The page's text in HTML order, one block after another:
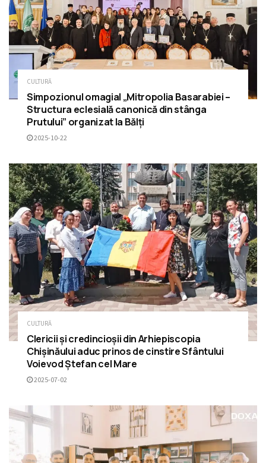
CULTURĂ
Simpozionul omagial „Mitropolia Basarabiei –
Structura eclesială canonică din stânga
Prutului” organizat la Bălți
2025-10-22
CULTURĂ
Clericii și credincioșii din Arhiepiscopia
Chișinăului aduc prinos de cinstire Sfântului
Voievod Ștefan cel Mare
2025-07-02